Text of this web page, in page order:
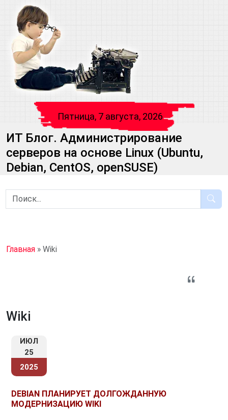
Пятница, 7 августа, 2026
ИТ Блог. Администрирование
серверов на основе Linux (Ubuntu,
Debian, CentOS, openSUSE)
Главная » Wiki
Wiki
ИЮЛ
25
2025
DEBIAN ПЛАНИРУЕТ ДОЛГОЖДАННУЮ
МОДЕРНИЗАЦИЮ WIKI